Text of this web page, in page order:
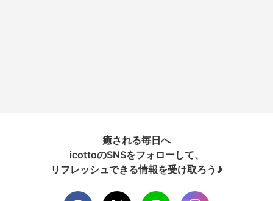
癒される毎日へ
icottoのSNSをフォローして、
リフレッシュできる情報を受け取ろう♪